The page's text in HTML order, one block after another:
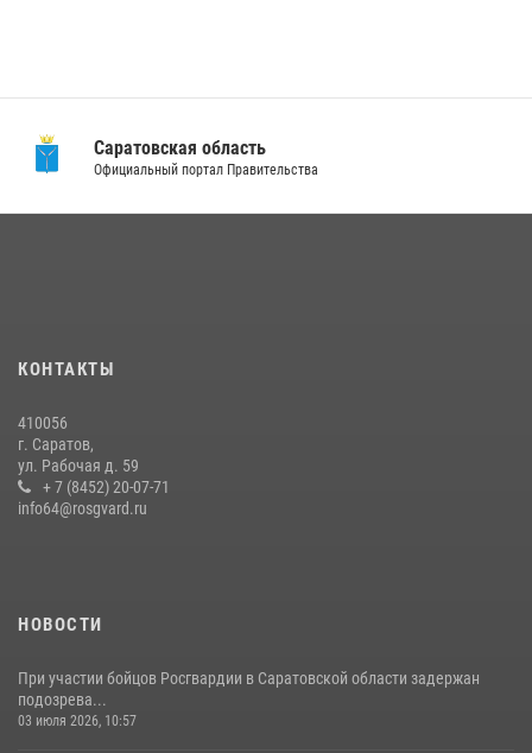
Саратовская область
Официальный портал Правительства
КОНТАКТЫ
410056
г. Саратов,
ул. Рабочая д. 59
+ 7 (8452) 20-07-71
info64@rosgvard.ru
НОВОСТИ
При участии бойцов Росгвардии в Саратовской области задержан
подозрева...
03 июля 2026, 10:57